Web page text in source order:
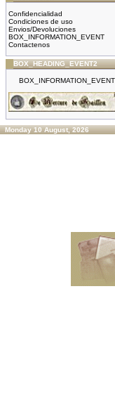
Confidencialidad
Condiciones de uso
Envios/Devoluciones
BOX_INFORMATION_EVENT
Contactenos
BOX_HEADING_EVENT2
Monday 10 August, 2026